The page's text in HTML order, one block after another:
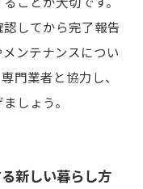
してから完了報告
ンテナンスについ
門業者と協力し、
しょう。
新しい暮らし方